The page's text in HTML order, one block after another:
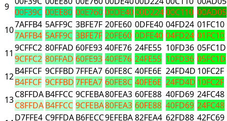
9 00F39C 00EE80 00E76000DE4000D22400C110 00AD05
107AFFB4
7AFFB4
5AFF9C
5AFF9C
3BFE7F
3BFE7F
20FE60
20FE60
0DFE40
0DFE40
04FD24
04FD24
01FC10
01FC10
11 9CFFC2
9CFFC2
80FFAD
80FFAD
60FE93
60FE93
40FE76
40FE76
24FE55
24FE55
10FD36
10FD36
05FC1D
05FC1D
12B4FFCF
B4FFCF
9CFFBD
9CFFBD
7FFEA7
7FFEA7
60FE8C
60FE8C
40FE6E
40FE6E
24FD4D
24FD4D
10FC2F
10FC2F
13C8FFDA
C8FFDA
B4FFCC
B4FFCC
9CFEBA
9CFEBA
80FEA3
80FEA3
60FE88
60FE88
40FD69
40FD69
24FC48
24FC48
D7FFE4 C9FFDAB6FECC9EFEBA82FEA4 62FD88 42FC69